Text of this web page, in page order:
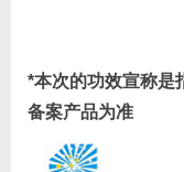
*本次的功效宣称是
备案产品为准